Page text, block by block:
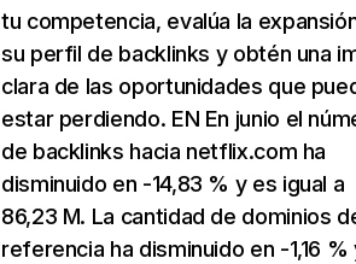
tu competencia, evalúa la
su perfil de backlinks y obtén una
clara de las oportunidades que
estar perdiendo. EN En junio el
de backlinks hacia netflix.com ha
disminuido en -14,83 % y es igual a
86,23 M. La cantidad de dominios
referencia ha disminuido en -1,16 %